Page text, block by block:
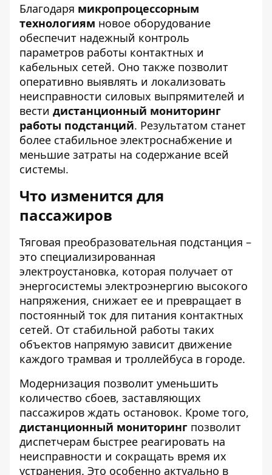
Благодаря микропроцессорным
технологиям новое оборудование
обеспечит надежный контроль
параметров работы контактных и
кабельных сетей. Оно также позволит
оперативно выявлять и локализовать
неисправности силовых выпрямителей и
вести дистанционный мониторинг
работы подстанций. Результатом станет
более стабильное электроснабжение и
меньшие затраты на содержание всей
системы.
Что изменится для
пассажиров
Тяговая преобразовательная подстанция –
это специализированная
электроустановка, которая получает от
энергосистемы электроэнергию высокого
напряжения, снижает ее и превращает в
постоянный ток для питания контактных
сетей. От стабильной работы таких
объектов напрямую зависит движение
каждого трамвая и троллейбуса в городе.
Модернизация позволит уменьшить
количество сбоев, заставляющих
пассажиров ждать остановок. Кроме того,
дистанционный мониторинг позволит
диспетчерам быстрее реагировать на
неисправности и сокращать время их
устранения. Это особенно актуально в